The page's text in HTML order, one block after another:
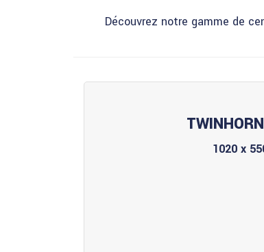
Découvrez notre gamme de
1020 x